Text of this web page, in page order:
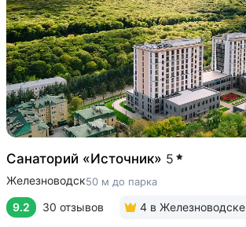
Санаторий «Источник» 5
Железноводск50 м до парка
9.2 30 отзывов 4 в Железноводске